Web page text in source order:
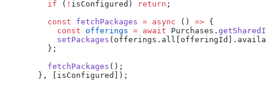
    if
( ! isConfigured) return ;
    const
fetchPackages = async () => {
      const
offerings = await Purchases.
      setPackages
    };
    fetchPackages
();
  }, [isConfigured]);